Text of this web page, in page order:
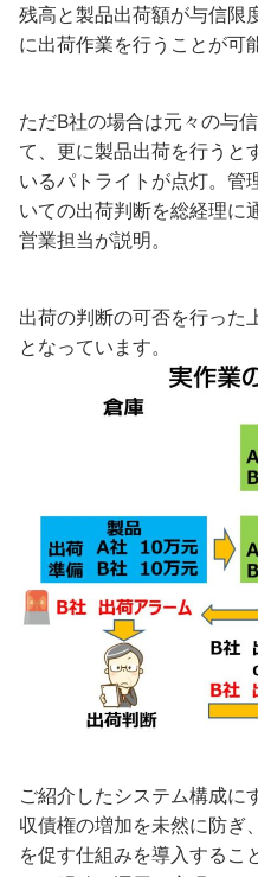
残高と製品出荷額が与信限
に出荷作業を行うことが可
ただB社の場合は元々の与
て、更に製品出荷を行うと
いるパトライトが点灯。管
いての出荷判断を総経理に
営業担当が説明。
出荷の判断の可否を行った
となっています。
ご紹介したシステム構成に
収債権の増加を未然に防ぎ
を促す仕組みを導入するこ